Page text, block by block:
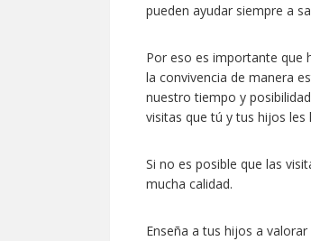
pueden ayudar siempre a
Por eso es importante que
la convivencia de manera
nuestro tiempo y
visitas que tú y tus hijos les
Si no es posible que las
mucha calidad.
Enseña a tus hijos a